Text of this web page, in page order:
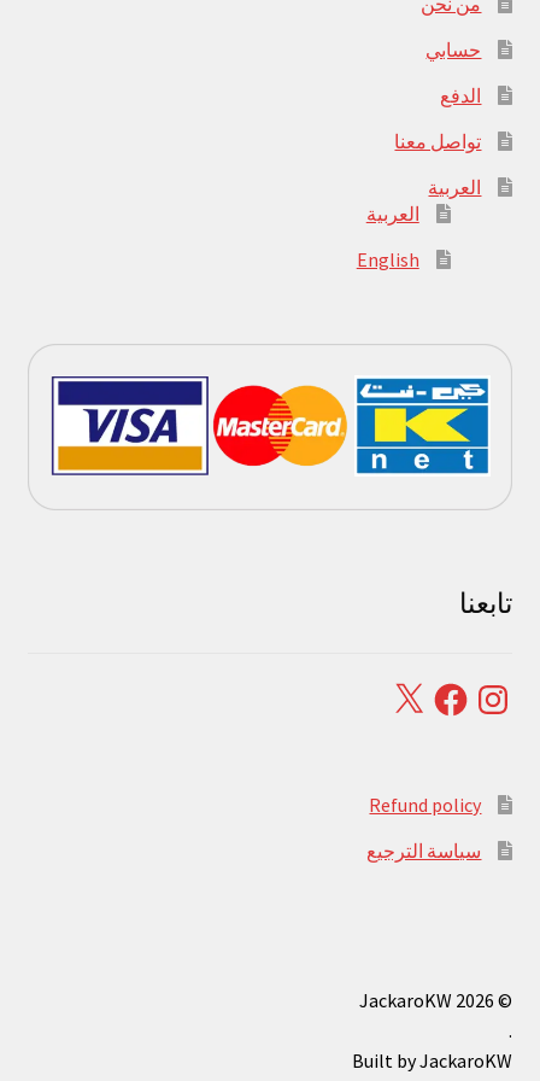
حسابي
الدفع
تواصل معنا
العربية
العربية
English
تابعنا
Instagram
Facebook
X
Refund policy
سياسة الترجيع
© JackaroKW 2026
.